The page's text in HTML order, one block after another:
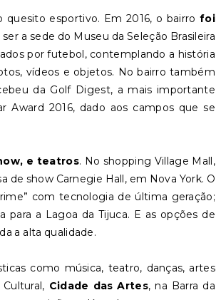
quesito esportivo. Em 2016, o bairrofoi
ser a sede do Museu da Seleção Brasileira
por futebol, contemplando a história
vídeos e objetos. No bairro também
da Golf Digest, a mais importante
Award 2016, dado aos campos que se
e teatros. No shopping Village Mall,
de show Carnegie Hall, em Nova York. O
com tecnologia de última geração;
a Lagoa da Tijuca. E as opções de
a alta qualidade.
como música, teatro, danças, artes
Cidade das Artes, na Barra da